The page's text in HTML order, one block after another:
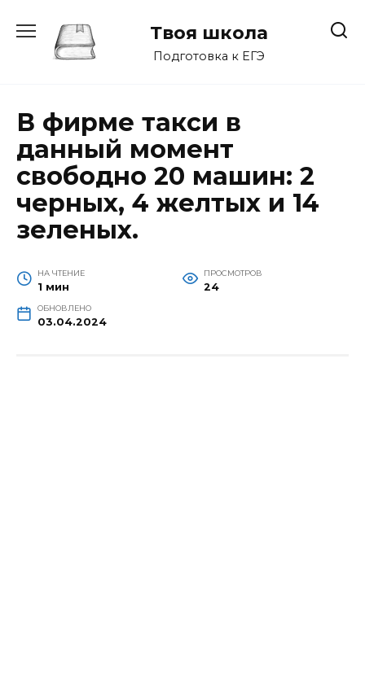
содержанию
Твоя школа
Подготовка к ЕГЭ
В фирме такси в
данный момент
свободно 20 машин: 2
черных, 4 желтых и 14
зеленых.
НА ЧТЕНИЕ
1 мин
ПРОСМОТРОВ
24
ОБНОВЛЕНО
03.04.2024